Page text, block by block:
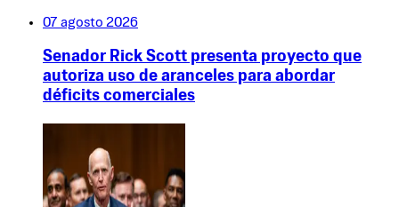
07 agosto 2026
Senador Rick Scott presenta proyecto que
autoriza uso de aranceles para abordar
déficits comerciales